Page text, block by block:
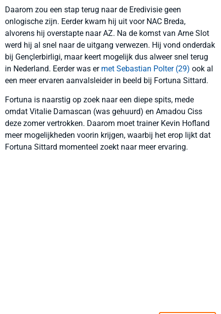
Daarom zou een stap terug naar de Eredivisie geen
onlogische zijn. Eerder kwam hij uit voor NAC Breda,
alvorens hij overstapte naar AZ. Na de komst van Arne Slot
werd hij al snel naar de uitgang verwezen. Hij vond onderdak
bij Gençlerbirligi, maar keert mogelijk dus alweer snel terug
in Nederland. Eerder was er met Sebastian Polter (29) ook al
een meer ervaren aanvalsleider in beeld bij Fortuna Sittard.
Fortuna is naarstig op zoek naar een diepe spits, mede
omdat Vitalie Damascan (was gehuurd) en Amadou Ciss
deze zomer vertrokken. Daarom moet trainer Kevin Hofland
meer mogelijkheden voorin krijgen, waarbij het erop lijkt dat
Fortuna Sittard momenteel zoekt naar meer ervaring.